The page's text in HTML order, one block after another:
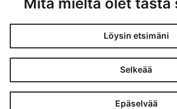
Löysin etsimäni
Selkeää
Epäselvää